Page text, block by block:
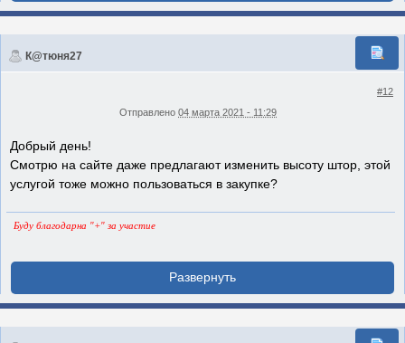
К@тюня27
#12
Отправлено 04 марта 2021 - 11:29
Добрый день!
Смотрю на сайте даже предлагают изменить высоту штор, этой
услугой тоже можно пользоваться в закупке?
Буду благодарна "+" за участие